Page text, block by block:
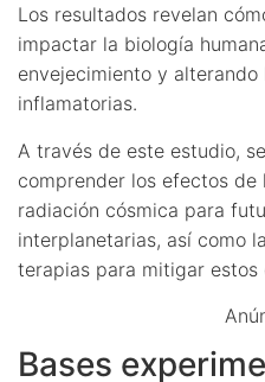
Los resultados revelan
impactar la biología
envejecimiento y
inflamatorias.
A través de este estudio,
comprender los efectos
radiación cósmica para
interplanetarias, así como
terapias para mitigar estos
Bases